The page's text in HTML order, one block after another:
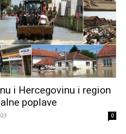
i Hercegovinu i region
poplave
0